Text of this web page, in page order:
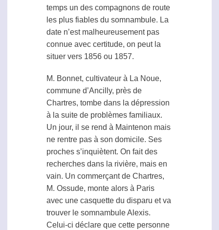
temps un des compagnons de route
les plus fiables du somnambule. La
date n’est malheureusement pas
connue avec certitude, on peut la
situer vers 1856 ou 1857.
M. Bonnet, cultivateur à La Noue,
commune d’Ancilly, près de
Chartres, tombe dans la dépression
à la suite de problèmes familiaux.
Un jour, il se rend à Maintenon mais
ne rentre pas à son domicile. Ses
proches s’inquiètent. On fait des
recherches dans la rivière, mais en
vain. Un commerçant de Chartres,
M. Ossude, monte alors à Paris
avec une casquette du disparu et va
trouver le somnambule Alexis.
Celui-ci déclare que cette personne